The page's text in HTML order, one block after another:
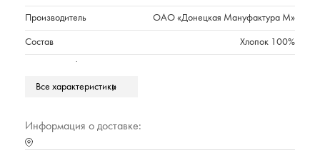
Производитель ОАО «Донецкая Мануфактура М»
Состав Хлопок 100%
Плотность г/м2
Марка
Страна происхождения
Все характеристики
Информация о доставке: